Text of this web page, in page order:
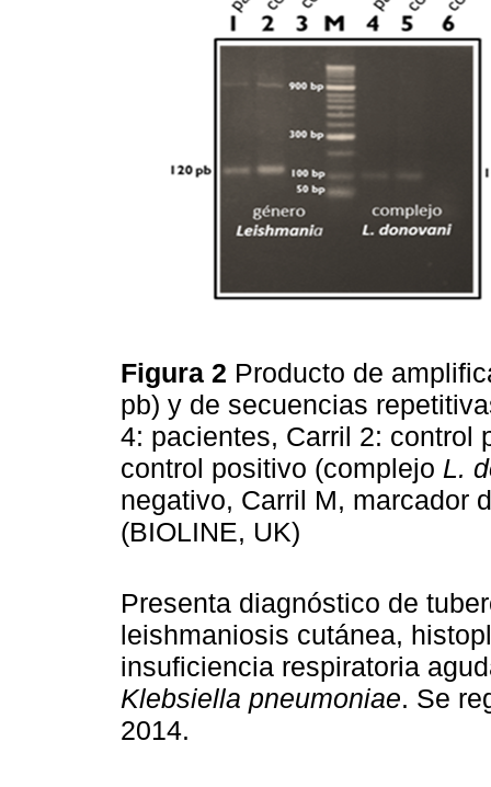
Figura 2 Producto de
pb) y de secuencias
4: pacientes, Carril 2: control
control positivo (complejo L.
negativo, Carril M, marcador
(BIOLINE, UK)
Presenta diagnóstico de
leishmaniosis cutánea,
insuficiencia respiratoria
Klebsiella pneumoniae. Se
2014.